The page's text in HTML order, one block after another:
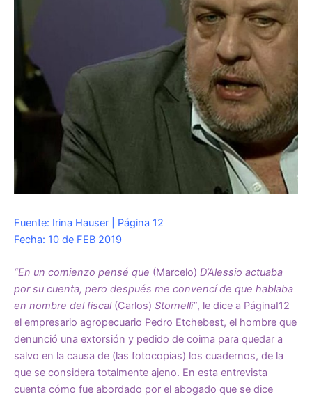
Fuente: Irina Hauser | Página 12
Fecha: 10 de FEB 2019
“En un comienzo pensé que (Marcelo) D’Alessio actuaba
por su cuenta, pero después me convencí de que hablaba
en nombre del fiscal (Carlos) Stornelli”, le dice a PáginaI12
el empresario agropecuario Pedro Etchebest, el hombre que
denunció una extorsión y pedido de coima para quedar a
salvo en la causa de (las fotocopias) los cuadernos, de la
que se considera totalmente ajeno. En esta entrevista
cuenta cómo fue abordado por el abogado que se dice